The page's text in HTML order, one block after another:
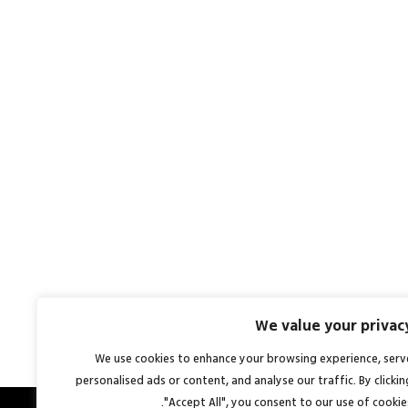
We value your
We use cookies to enhance your browsing experience,
personalised ads or content, and analyse our traffic. By
"Accept All", you consent to our use of